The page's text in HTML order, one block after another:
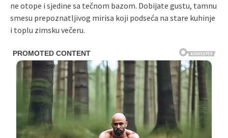
ne otope i sjedine sa tečnom bazom. Dobijate gustu, tamnu
smesu prepoznatljivog mirisa koji podseća na stare kuhinje
i toplu zimsku večeru.